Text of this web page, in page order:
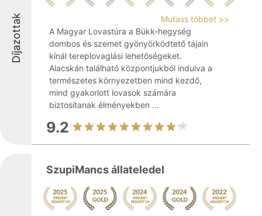
Díjazottak
Mutass többet >>
A Magyar Lovastúra a Bükk-hegység
dombos és szemet gyönyörködtető tájain
kínál tereplovaglási lehetőségeket.
Alacskán található központjukból indulva a
természetes környezetben mind kezdő,
mind gyakorlott lovasok számára
biztosítanak élményekben ...
9.2
SzupiMancs állateledel